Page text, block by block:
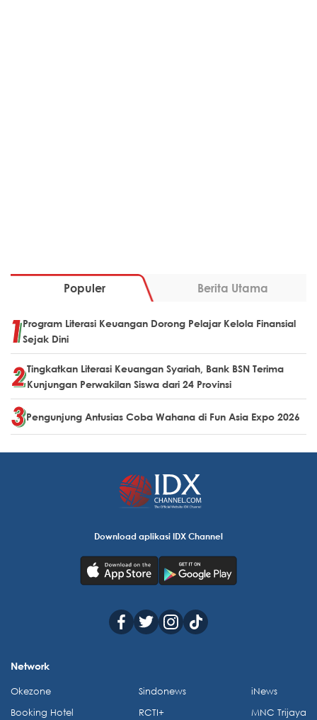
Populer Berita Utama
Program Literasi Keuangan Dorong Pelajar Kelola Finansial
Sejak Dini
Tingkatkan Literasi Keuangan Syariah, Bank BSN Terima
Kunjungan Perwakilan Siswa dari 24 Provinsi
Pengunjung Antusias Coba Wahana di Fun Asia Expo 2026
Download aplikasi IDX Channel
Network
Okezone
Booking Hotel
Sindonews
RCTI+
iNews
MNC Trijaya